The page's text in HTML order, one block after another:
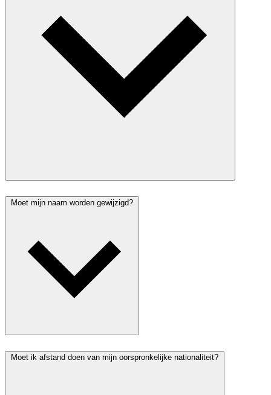
Moet mijn naam worden gewijzigd?
Moet ik afstand doen van mijn oorspronkelijke nationaliteit?